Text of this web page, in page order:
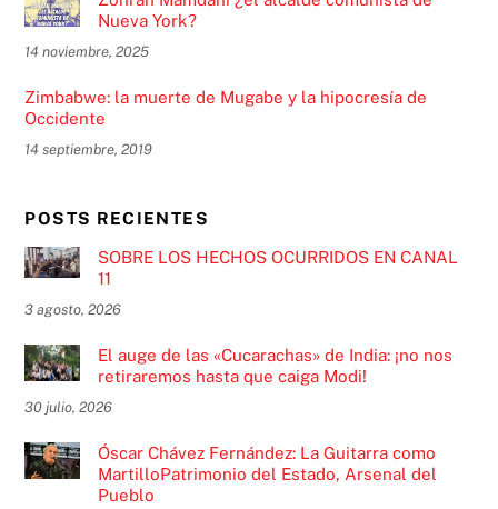
Nueva York?
14 noviembre, 2025
Zimbabwe: la muerte de Mugabe y la hipocresía de
Occidente
14 septiembre, 2019
POSTS RECIENTES
SOBRE LOS HECHOS OCURRIDOS EN CANAL
11
3 agosto, 2026
El auge de las «Cucarachas» de India: ¡no nos
retiraremos hasta que caiga Modi!
30 julio, 2026
Óscar Chávez Fernández: La Guitarra como
MartilloPatrimonio del Estado, Arsenal del
Pueblo